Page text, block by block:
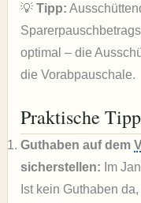
💡 Tipp:
optimal – die
die Vorabpauschale.
Praktische
Guthaben auf dem
sicherstellen: Im
Ist kein Guthaben